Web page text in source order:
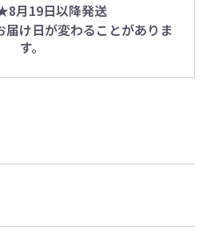
月19日以降発送
け日が変わることがありま
す。